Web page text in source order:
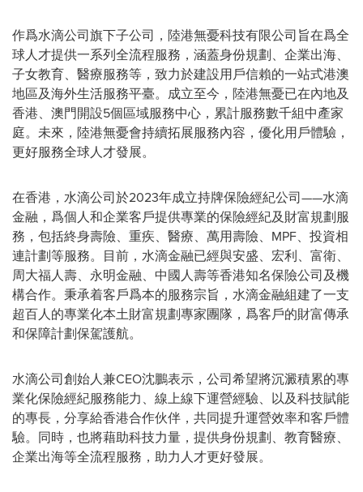
作爲水滴公司旗下子公司，陸港無憂科技有限公司旨在爲全
球人才提供一系列全流程服務，涵蓋身份規劃、企業出海、
子女教育、醫療服務等，致力於建設用戶信賴的一站式港澳
地區及海外生活服務平臺。成立至今，陸港無憂已在內地及
香港、澳門開設5個區域服務中心，累計服務數千組中產家
庭。未來，陸港無憂會持續拓展服務內容，優化用戶體驗，
更好服務全球人才發展。
在香港，水滴公司於2023年成立持牌保險經紀公司——水滴
金融，爲個人和企業客戶提供專業的保險經紀及財富規劃服
務，包括終身壽險、重疾、醫療、萬用壽險、MPF、投資相
連計劃等服務。目前，水滴金融已經與安盛、宏利、富衛、
周大福人壽、永明金融、中國人壽等香港知名保險公司及機
構合作。秉承着客戶爲本的服務宗旨，水滴金融組建了一支
超百人的專業化本土財富規劃專家團隊，爲客戶的財富傳承
和保障計劃保駕護航。
水滴公司創始人兼CEO沈鵬表示，公司希望將沉澱積累的專
業化保險經紀服務能力、線上線下運營經驗、以及科技賦能
的專長，分享給香港合作伙伴，共同提升運營效率和客戶體
驗。同時，也將藉助科技力量，提供身份規劃、教育醫療、
企業出海等全流程服務，助力人才更好發展。